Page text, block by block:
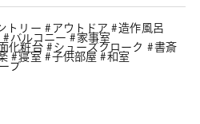
トリー アウトドア
造作風呂
バルコニー
家事室
化粧台 シューズクローク
書斎
寝室 子供部屋
和室
ブ